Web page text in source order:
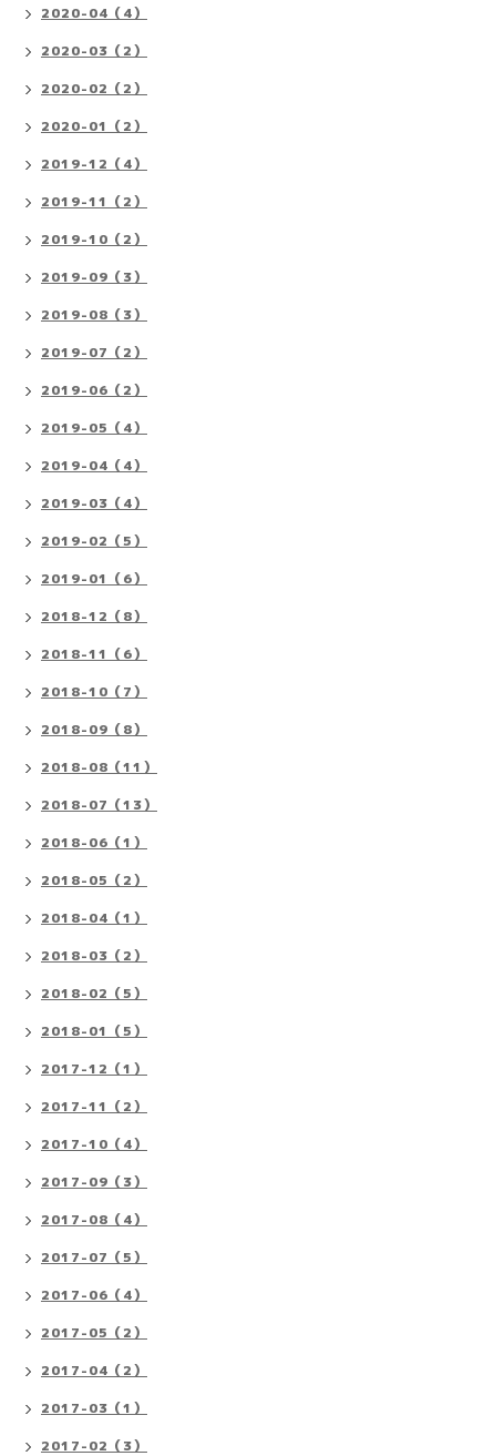
2020-04（4）
2020-03（2）
2020-02（2）
2020-01（2）
2019-12（4）
2019-11（2）
2019-10（2）
2019-09（3）
2019-08（3）
2019-07（2）
2019-06（2）
2019-05（4）
2019-04（4）
2019-03（4）
2019-02（5）
2019-01（6）
2018-12（8）
2018-11（6）
2018-10（7）
2018-09（8）
2018-08（11）
2018-07（13）
2018-06（1）
2018-05（2）
2018-04（1）
2018-03（2）
2018-02（5）
2018-01（5）
2017-12（1）
2017-11（2）
2017-10（4）
2017-09（3）
2017-08（4）
2017-07（5）
2017-06（4）
2017-05（2）
2017-04（2）
2017-03（1）
2017-02（3）